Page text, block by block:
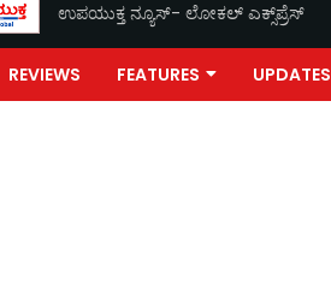
ಉಪಯುಕ್ತ ನ್ಯೂಸ್- ಲೋಕಲ್ ಎಕ್ಸ್‌ಪ್ರೆಸ್‌
REVIEWS FEATURES UPDATES